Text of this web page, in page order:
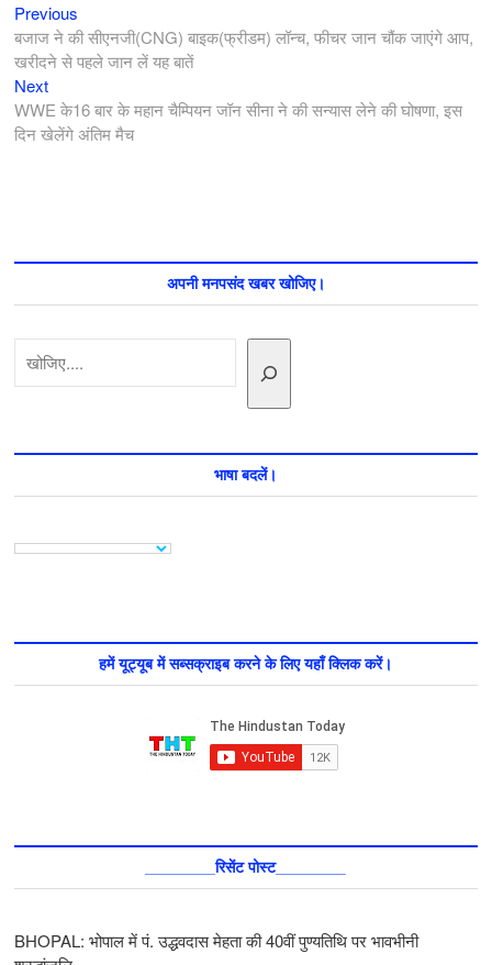
पोस्ट
नेविगेशन
Previous
post:
बजाज ने की सीएनजी(CNG) बाइक(फ्रीडम) लॉन्च, फीचर जान चौंक जाएंगे आप,
खरीदने से पहले जान लें यह बातें
NextNext
post:
WWE के16 बार के महान चैम्पियन जॉन सीना ने की सन्यास लेने की घोषणा, इस
दिन खेलेंगे अंतिम मैच
अपनी मनपसंद खबर खोजिए।
खोजें
भाषा बदलें।
हमें यूट्यूब में सब्सक्राइब करने के लिए यहाँ क्लिक करें।
________रिसेंट पोस्ट________
BHOPAL: भोपाल में पं. उद्धवदास मेहता की 40वीं पुण्यतिथि पर भावभीनी